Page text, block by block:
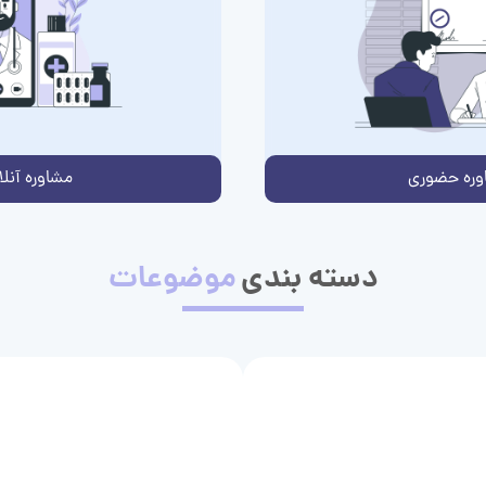
حضوری مشاوره
دسته بندیموضوعات